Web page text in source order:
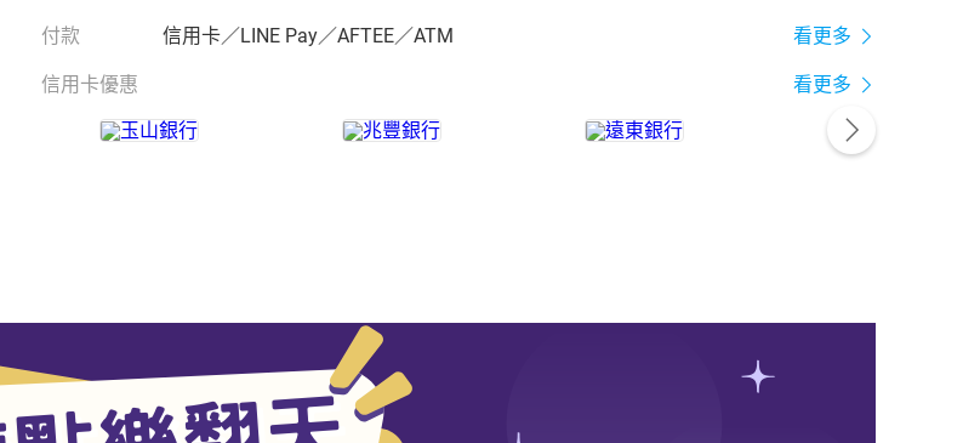
付款 信用卡／LINE Pay／AFTEE／ATM 看更多
信用卡優惠 看更多